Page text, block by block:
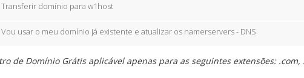
Transferir domínio para w1host
Vou usar o meu domínio já existente e atualizar os namerservers - DNS
de Domínio Grátis aplicável apenas para as seguintes extensões: .com,